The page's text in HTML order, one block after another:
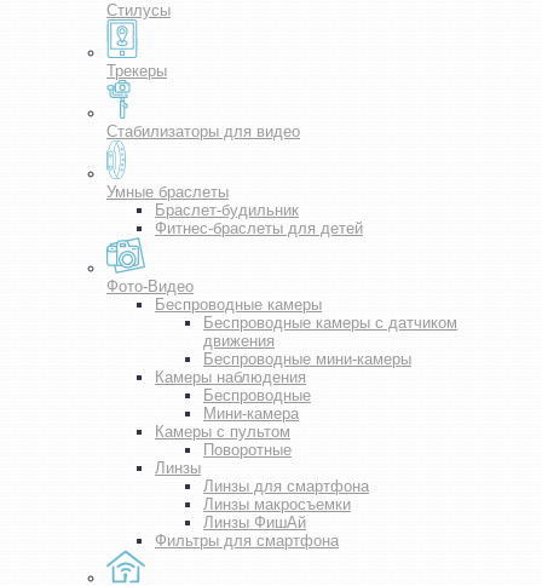
Стилусы
Трекеры
Стабилизаторы для видео
Умные браслеты
Браслет-будильник
Фитнес-браслеты для детей
Фото-Видео
Беспроводные камеры
Беспроводные камеры с датчиком
движения
Беспроводные мини-камеры
Камеры наблюдения
Беспроводные
Мини-камера
Камеры с пультом
Поворотные
Линзы
Линзы для смартфона
Линзы макросъемки
Линзы ФишАй
Фильтры для смартфона